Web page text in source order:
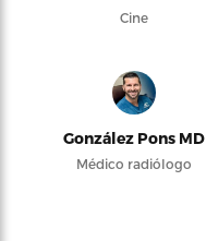
Cine
González Pons MD
Médico radiólogo